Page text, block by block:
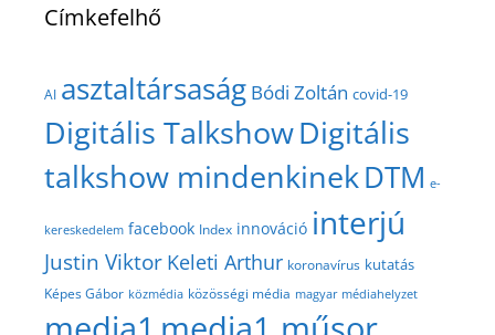
Címkefelhő
AI asztaltársaság Bódi Zoltán covid-19
Digitális TalkshowDigitális
talkshow mindenkinekDTM e-
kereskedelem facebook Index innováció interjú
Justin Viktor Keleti Arthur koronavírus kutatás
Képes Gábor közmédia közösségi média magyar médiahelyzet